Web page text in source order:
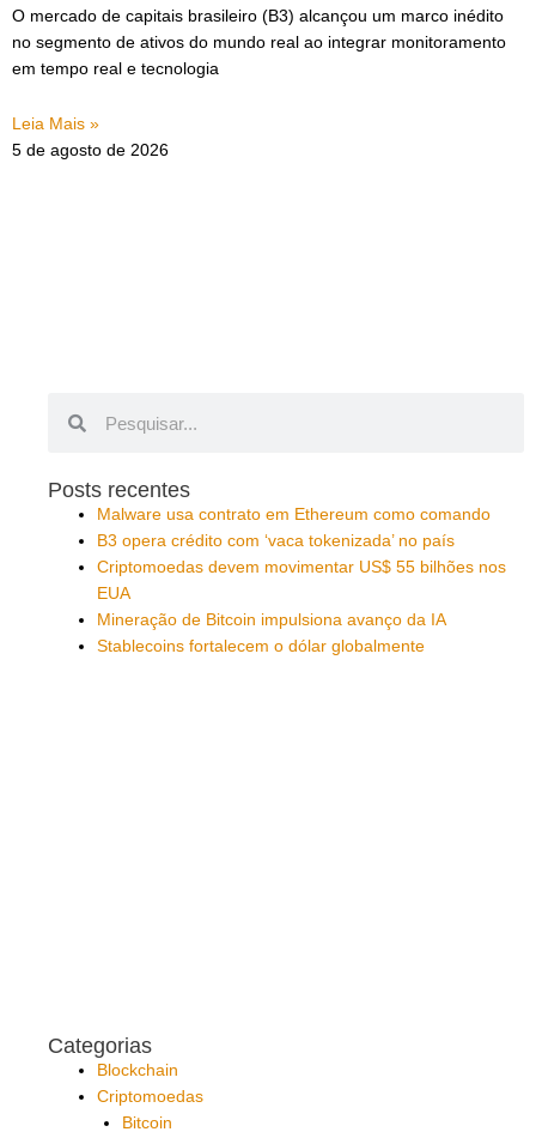
O mercado de capitais brasileiro (B3) alcançou um marco inédito
no segmento de ativos do mundo real ao integrar monitoramento
em tempo real e tecnologia
Leia Mais »
5 de agosto de 2026
Posts recentes
Malware usa contrato em Ethereum como comando
B3 opera crédito com ‘vaca tokenizada’ no país
Criptomoedas devem movimentar US$ 55 bilhões nos
EUA
Mineração de Bitcoin impulsiona avanço da IA
Stablecoins fortalecem o dólar globalmente
Categorias
Blockchain
Criptomoedas
Bitcoin